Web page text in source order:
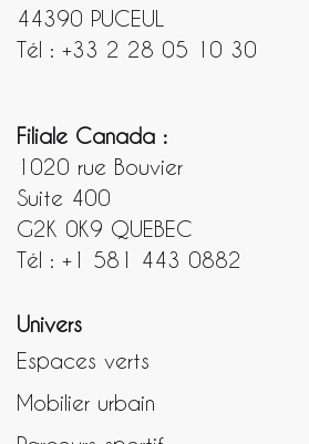
44390 PUCEUL
Tél : +33 2 28 05 10 30
Filiale Canada :
1020 rue Bouvier
Suite 400
G2K 0K9 QUEBEC
Tél : +1 581 443 0882
Univers
Espaces verts
Mobilier urbain